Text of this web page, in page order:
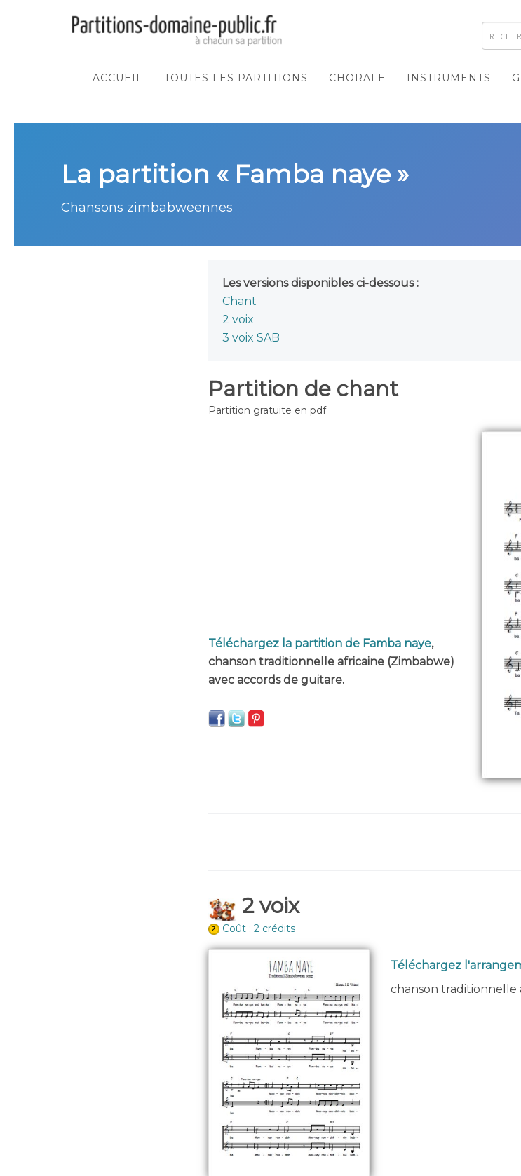
ACCUEIL TOUTES LES PARTITIONS CHORALE INSTRUMENTS
La partition « Famba naye »
Chansons zimbabweennes
Les versions disponibles ci-dessous :
Chant
2 voix
3 voix SAB
Partition de chant
Partition gratuite en pdf
Téléchargez la partition de Famba naye,
chanson traditionnelle africaine (Zimbabwe)
avec accords de guitare.
2 voix
Coût : 2 crédits
Téléchargez
chanson traditionnelle